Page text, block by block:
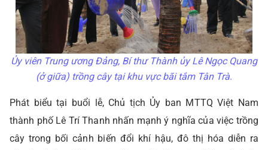
Ủy viên Trung ương Đảng, Bí thư Thành ủy Lê Ngọc Quang
(ở giữa) trồng cây tại khu vực bãi tắm Tân Trà.
Phát biểu tại buổi lễ, Chủ tịch Ủy ban MTTQ Việt Nam
thành phố Lê Trí Thanh nhấn mạnh ý nghĩa của việc trồng
cây trong bối cảnh biến đổi khí hậu, đô thị hóa diễn ra